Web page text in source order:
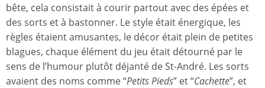
bête, cela consistait à courir partout avec des épées et
des sorts et à bastonner. Le style était énergique, les
règles étaient amusantes, le décor était plein de petites
blagues, chaque élément du jeu était détourné par le
sens de l’humour plutôt déjanté de St-André. Les sorts
avaient des noms comme “Petits Pieds” et “Cachette”, et